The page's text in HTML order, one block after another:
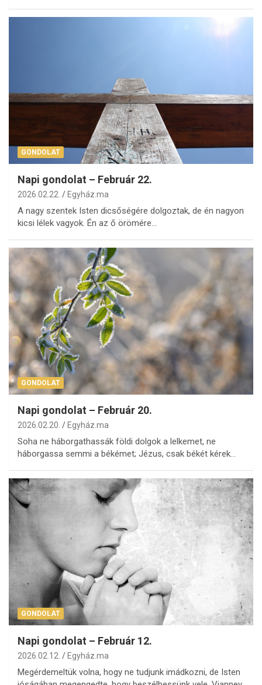
GONDOLAT
Napi gondolat – Február 22.
2026.02.22. Egyház.ma
A nagy szentek Isten dicsőségére dolgoztak, de én nagyon
kicsi lélek vagyok. Én az ő örömére…
GONDOLAT
Napi gondolat – Február 20.
2026.02.20. Egyház.ma
Soha ne háborgathassák földi dolgok a lelkemet, ne
háborgassa semmi a békémet; Jézus, csak békét kérek…
GONDOLAT
Napi gondolat – Február 12.
2026.02.12. Egyház.ma
Megérdemeltük volna, hogy ne tudjunk imádkozni, de Isten